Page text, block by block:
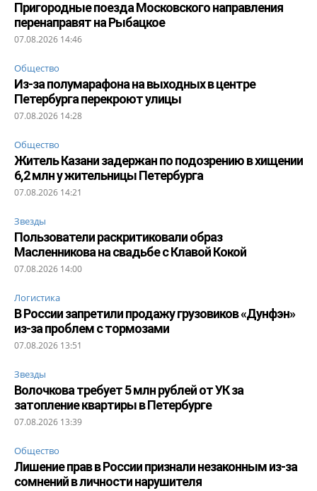
Пригородные поезда Московского направления
перенаправят на Рыбацкое
07.08.2026 14:46
Общество
Из-за полумарафона на выходных в центре
Петербурга перекроют улицы
07.08.2026 14:28
Общество
Житель Казани задержан по подозрению в хищении
6,2 млн у жительницы Петербурга
07.08.2026 14:21
Звезды
Пользователи раскритиковали образ
Масленникова на свадьбе с Клавой Кокой
07.08.2026 14:00
Логистика
В России запретили продажу грузовиков «Дунфэн»
из-за проблем с тормозами
07.08.2026 13:51
Звезды
Волочкова требует 5 млн рублей от УК за
затопление квартиры в Петербурге
07.08.2026 13:39
Общество
Лишение прав в России признали незаконным из-за
сомнений в личности нарушителя